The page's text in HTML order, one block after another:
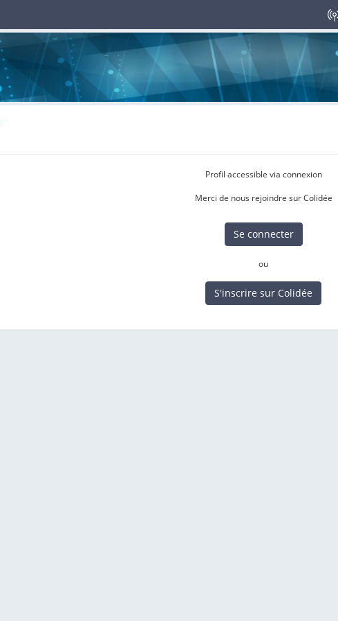
Profil accessible via connexion
Merci de nous rejoindre sur Colidée
Se connecter
ou
S'inscrire sur Colidée